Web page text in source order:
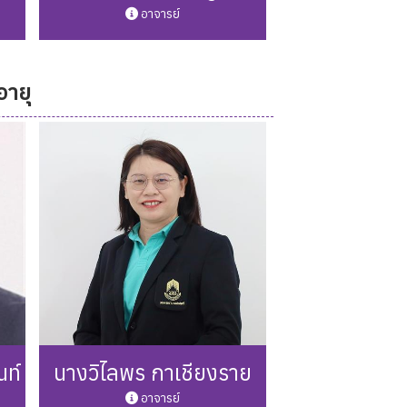
อาจารย์
รายละเอียดเพิ่มเติม
ยุ
ท์ นางวิไลพร กาเชียงราย
อาจารย์